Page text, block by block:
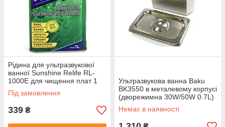
Рідина для ультразвукової
ванної Sunshine Relife RL-
1000E для чищення плат 1
літр
Під замовлення
339 ₴
Ультразвукова ванна Baku
BK3550 в металевому корпусі
(дворежимна 30W/50W 0.7L)
Немає в наявності